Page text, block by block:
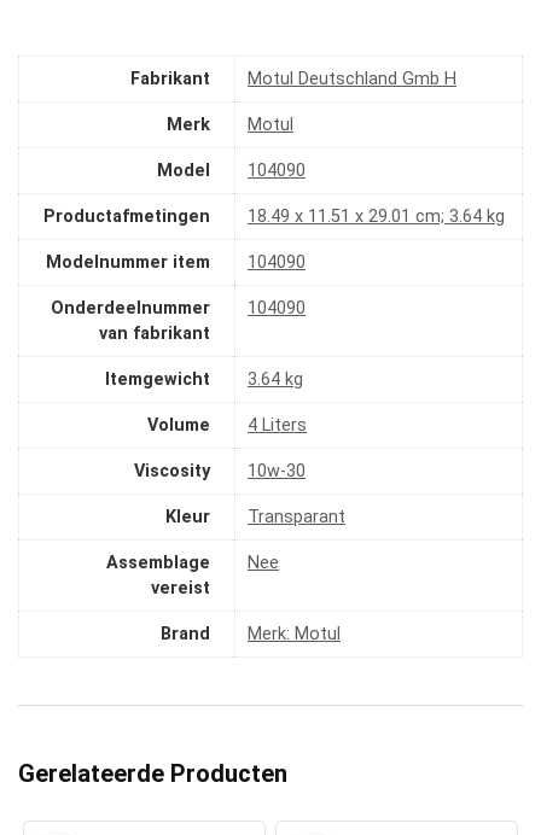
Fabrikant ‎Motul Deutschland Gmb H
Merk ‎Motul
Model ‎104090
Productafmetingen ‎18.49 x 11.51 x 29.01 cm; 3.64 kg
Modelnummer item ‎104090
Onderdeelnummer
van fabrikant
‎104090
Itemgewicht ‎3.64 kg
Volume ‎4 Liters
Viscosity ‎10w-30
Kleur ‎Transparant
Assemblage
vereist
‎Nee
Brand Merk: Motul
Gerelateerde Producten